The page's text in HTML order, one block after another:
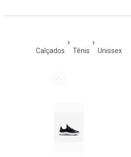
calçados tênis unissex